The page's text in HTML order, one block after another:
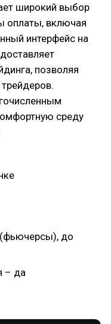
широкий выбор
оплаты, включая
интерфейс на
позволяя
среду
до
– да